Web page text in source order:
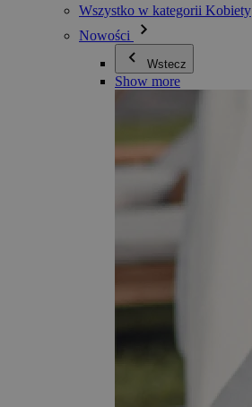
Wszystko w kategorii Kobiety
Nowości
Wstecz
Show more